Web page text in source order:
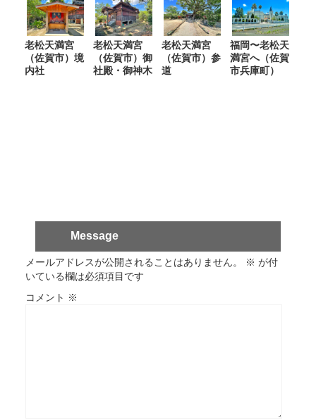
老松天満宮
（佐賀市）境
内社
老松天満宮
（佐賀市）御
社殿・御神木
老松天満宮
（佐賀市）参
道
福岡〜老松天
満宮へ（佐賀
市兵庫町）
Message
メールアドレスが公開されることはありません。 ※ が付
いている欄は必須項目です
コメント ※